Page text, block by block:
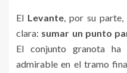
El Levante, por su parte,
clara: sumar un punto
El conjunto granota ha
admirable en el tramo